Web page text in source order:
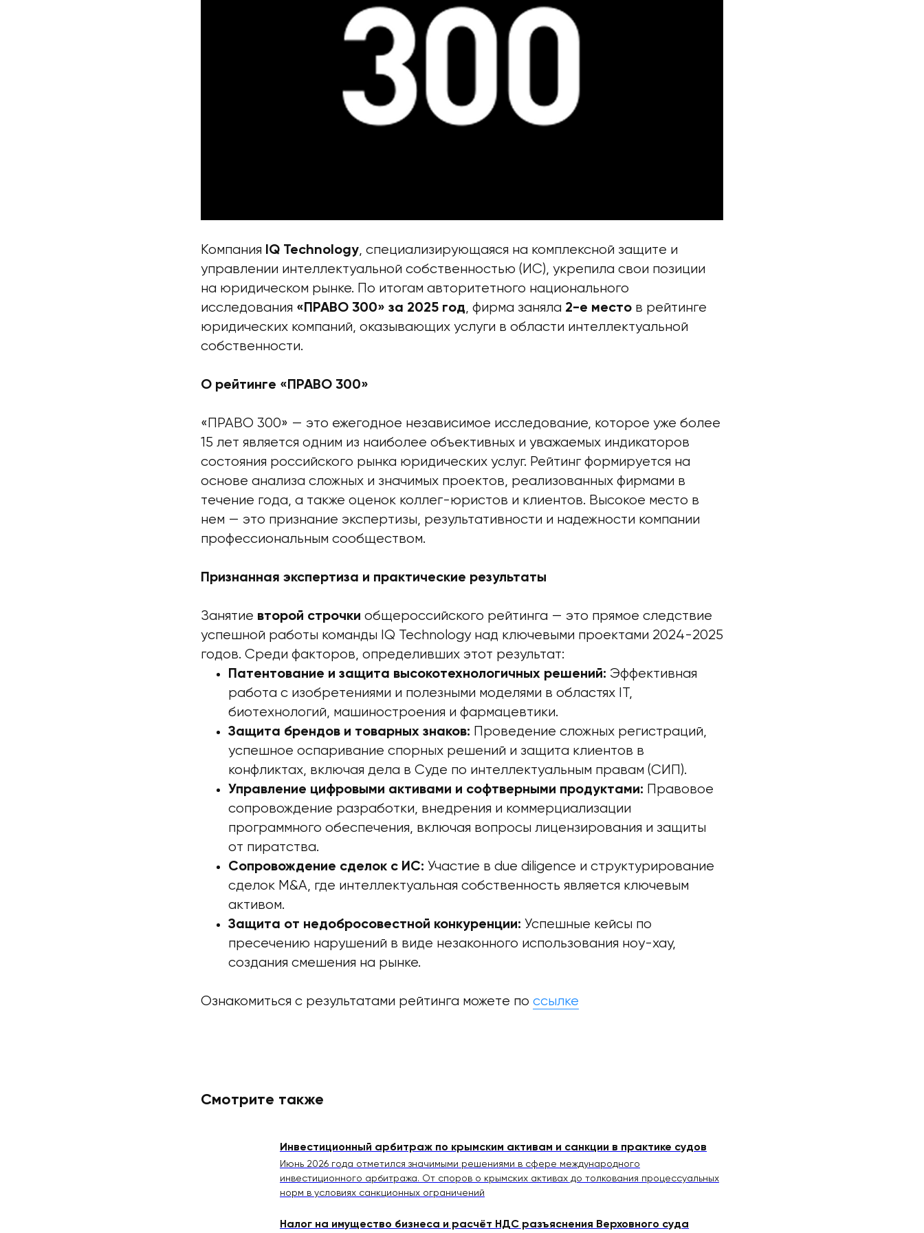
Компания IQ Technology, специализирующаяся на комплексной защите и
управлении интеллектуальной собственностью (ИС), укрепила свои позиции
на юридическом рынке. По итогам авторитетного национального
исследования «ПРАВО 300» за 2025 год, фирма заняла 2-е место в рейтинге
юридических компаний, оказывающих услуги в области интеллектуальной
собственности.
О рейтинге «ПРАВО 300»
«ПРАВО 300» — это ежегодное независимое исследование, которое уже более
15 лет является одним из наиболее объективных и уважаемых индикаторов
состояния российского рынка юридических услуг. Рейтинг формируется на
основе анализа сложных и значимых проектов, реализованных фирмами в
течение года, а также оценок коллег-юристов и клиентов. Высокое место в
нем — это признание экспертизы, результативности и надежности компании
профессиональным сообществом.
Признанная экспертиза и практические результаты
Занятие второй строчки общероссийского рейтинга — это прямое следствие
успешной работы команды IQ Technology над ключевыми проектами 2024-2025
годов. Среди факторов, определивших этот результат:
Патентование и защита высокотехнологичных решений: Эффективная
работа с изобретениями и полезными моделями в областях IT,
биотехнологий, машиностроения и фармацевтики.
Защита брендов и товарных знаков: Проведение сложных регистраций,
успешное оспаривание спорных решений и защита клиентов в
конфликтах, включая дела в Суде по интеллектуальным правам (СИП).
Управление цифровыми активами и софтверными продуктами: Правовое
сопровождение разработки, внедрения и коммерциализации
программного обеспечения, включая вопросы лицензирования и защиты
от пиратства.
Сопровождение сделок с ИС: Участие в due diligence и структурирование
сделок M&A, где интеллектуальная собственность является ключевым
активом.
Защита от недобросовестной конкуренции: Успешные кейсы по
пресечению нарушений в виде незаконного использования ноу-хау,
создания смешения на рынке.
Ознакомиться с результатами рейтинга можете по ссылке
Смотрите также
Инвестиционный арбитраж по крымским активам и санкции в практике судов
Июнь 2026 года отметился значимыми решениями в сфере международного
инвестиционного арбитража. От споров о крымских активах до толкования процессуальных
норм в условиях санкционных ограничений
Налог на имущество бизнеса и расчёт НДС разъяснения Верховного суда